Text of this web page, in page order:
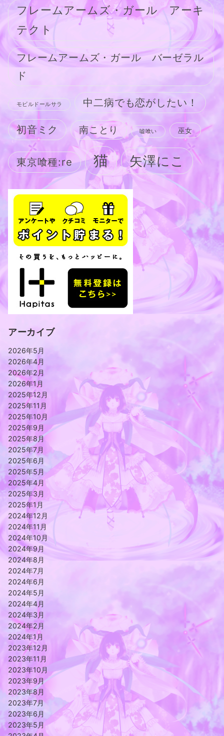
フレームアームズ・ガール アーキ
テクト
フレームアームズ・ガール バーゼラル
ド
モビルドールサラ 中二病でも恋がしたい！
初音ミク 南ことり 嘘喰い 巫女
東京喰種:re 猫 矢澤にこ
アーカイブ
2026年5月
2026年4月
2026年2月
2026年1月
2025年12月
2025年11月
2025年10月
2025年9月
2025年8月
2025年7月
2025年6月
2025年5月
2025年4月
2025年3月
2025年1月
2024年12月
2024年11月
2024年10月
2024年9月
2024年8月
2024年7月
2024年6月
2024年5月
2024年4月
2024年3月
2024年2月
2024年1月
2023年12月
2023年11月
2023年10月
2023年9月
2023年8月
2023年7月
2023年6月
2023年5月